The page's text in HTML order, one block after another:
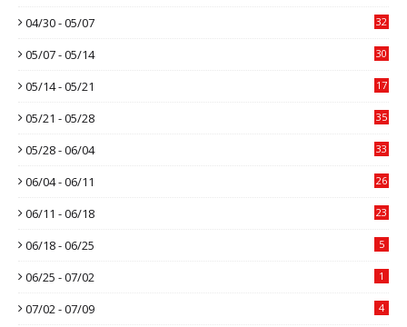
04/30 - 05/07 32
05/07 - 05/14 30
05/14 - 05/21 17
05/21 - 05/28 35
05/28 - 06/04 33
06/04 - 06/11 26
06/11 - 06/18 23
06/18 - 06/25 5
06/25 - 07/02 1
07/02 - 07/09 4